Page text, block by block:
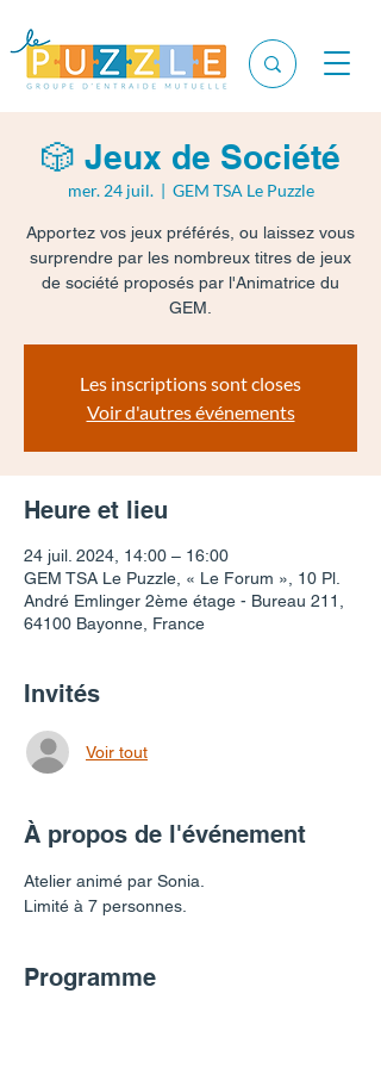
🎲 Jeux de Société
mer. 24 juil.
  |
GEM TSA Le Puzzle
Apportez vos jeux préférés, ou laissez vous
surprendre par les nombreux titres de jeux
de société proposés par l'Animatrice du
GEM.
Les inscriptions sont closes
Voir d'autres événements
Heure et lieu
24 juil. 2024, 14:00 – 16:00
GEM TSA Le Puzzle, « Le Forum », 10 Pl.
André Emlinger 2ème étage - Bureau 211,
64100 Bayonne, France
Invités
Voir tout
À propos de l'événement
Atelier animé par Sonia.
Limité à 7 personnes.
Programme